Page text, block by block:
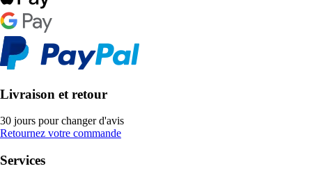
Livraison et retour
30 jours pour changer d'avis
Retournez votre commande
Services